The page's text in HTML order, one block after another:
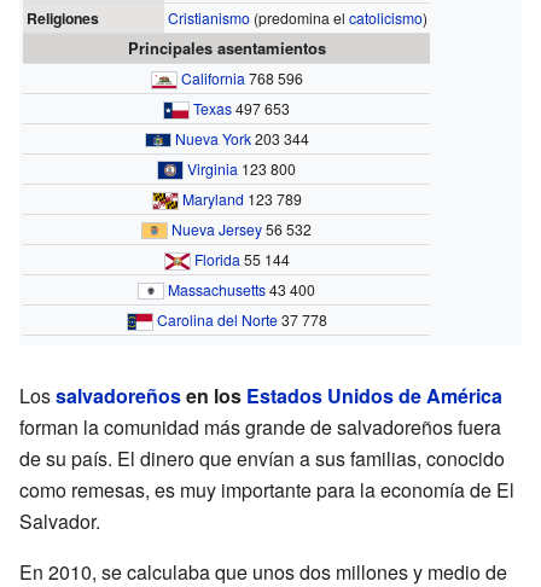
Religiones Cristianismo(predomina el catolicismo)
Principales asentamientos
California 768 596
Texas497 653
Nueva York203 344
Virginia 123 800
Maryland 123 789
Nueva Jersey56 532
Florida 55 144
Massachusetts43 400
Carolina del Norte37 778
Lossalvadoreñosen los Estados Unidos de América
forman la comunidad más grande de salvadoreños fuera
de su país. El dinero que envían a sus familias, conocido
como remesas, es muy importante para la economía de El
Salvador.
En 2010, se calculaba que unos dos millones y medio de